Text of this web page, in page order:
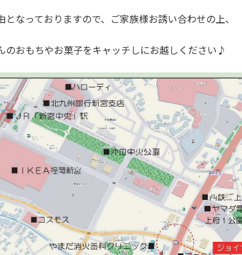
となっておりますので、ご家族様お誘い合わせの上、
のおもちやお菓子をキャッチしにお越しください♪